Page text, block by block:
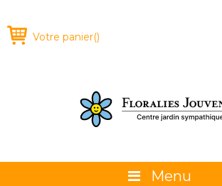
Votre panier()
Menu